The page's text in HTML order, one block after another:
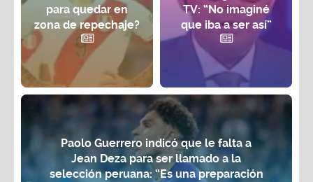
para quedar en
zona de repechaje?
TV: “No imaginé
que iba a ser así”
Paolo Guerrero indicó que le falta a
Jean Deza para ser llamado a la
selección peruana: “Es una preparación